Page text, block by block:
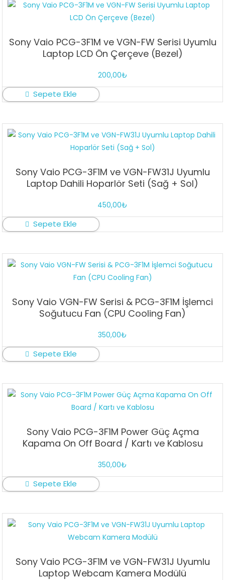
Sony Vaio PCG-3F1M ve VGN-FW Serisi Uyumlu
Laptop LCD Ön Çerçeve (Bezel)
200,00₺
Sepete Ekle
Sony Vaio PCG-3F1M ve VGN-FW31J Uyumlu
Laptop Dahili Hoparlör Seti (Sağ + Sol)
450,00₺
Sepete Ekle
Sony Vaio VGN-FW Serisi & PCG-3F1M İşlemci
Soğutucu Fan (CPU Cooling Fan)
350,00₺
Sepete Ekle
Sony Vaio PCG-3F1M Power Güç Açma
Kapama On Off Board / Kartı ve Kablosu
350,00₺
Sepete Ekle
Sony Vaio PCG-3F1M ve VGN-FW31J Uyumlu
Laptop Webcam Kamera Modülü